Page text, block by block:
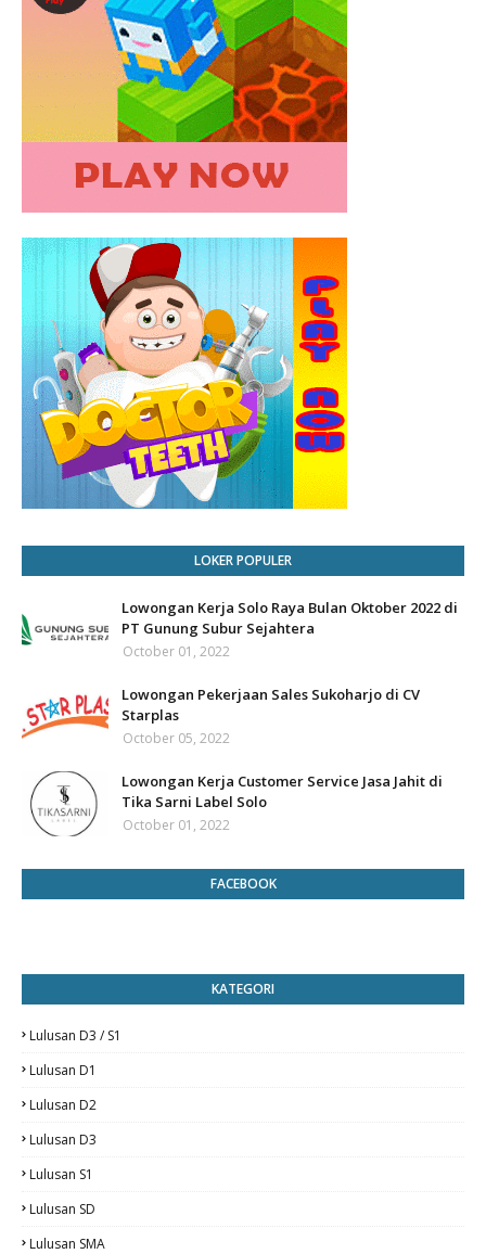
LOKER POPULER
Lowongan Kerja Solo Raya Bulan Oktober 2022 di
PT Gunung Subur Sejahtera
October 01, 2022
Lowongan Pekerjaan Sales Sukoharjo di CV
Starplas
October 05, 2022
Lowongan Kerja Customer Service Jasa Jahit di
Tika Sarni Label Solo
October 01, 2022
FACEBOOK
KATEGORI
Lulusan D3 / S1
Lulusan D1
Lulusan D2
Lulusan D3
Lulusan S1
Lulusan SD
Lulusan SMA